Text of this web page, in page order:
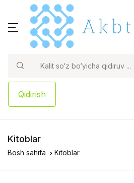
Qidirish
Kitoblar
Bosh sahifa Kitoblar